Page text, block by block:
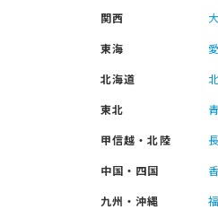
関西
東海
北海道
東北
甲信越・北陸
中国・四国
九州・沖縄